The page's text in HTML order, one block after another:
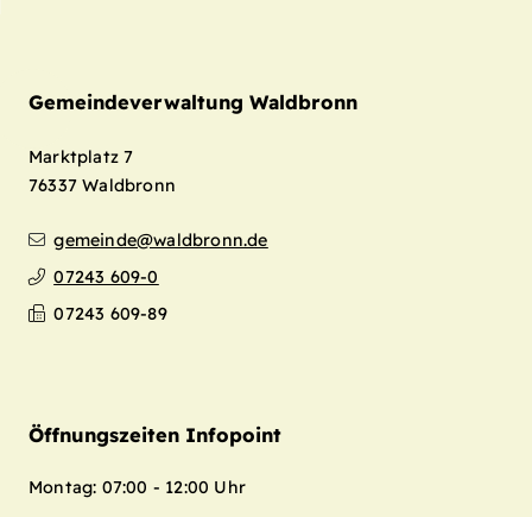
Gemeindeverwaltung Waldbronn
Marktplatz 7
76337 Waldbronn
gemeinde@waldbronn.de
07243 609-0
07243 609-89
Öffnungszeiten Infopoint
Montag: 07:00 - 12:00 Uhr